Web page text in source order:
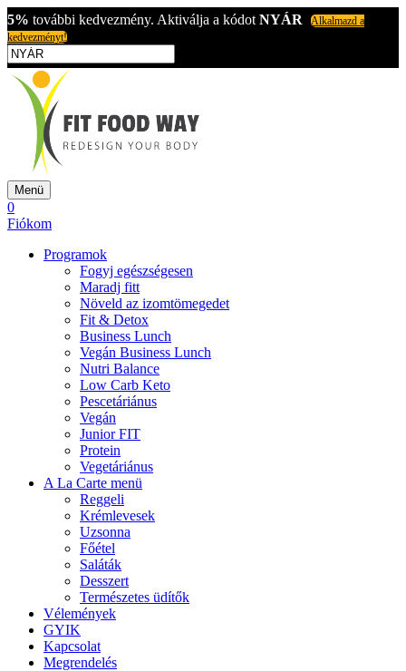
5% további kedvezmény. Aktiválja a kódot NYÁR
Alkalmazd a
kedvezményt!
Menü
0
Fiókom
Programok
Fogyj egészségesen
Maradj fitt
Növeld az izomtömegedet
Fit & Detox
Business Lunch
Vegán Business Lunch
Nutri Balance
Low Carb Keto
Pescetáriánus
Vegán
Junior FIT
Protein
Vegetáriánus
A La Carte menü
Reggeli
Krémlevesek
Uzsonna
Főétel
Saláták
Desszert
Természetes üdítők
Vélemények
GYIK
Kapcsolat
Megrendelés